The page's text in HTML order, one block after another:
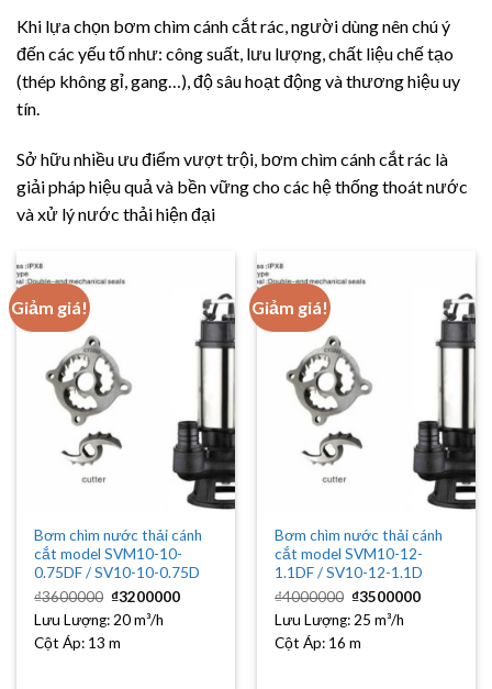
Khi lựa chọn bơm chìm cánh cắt rác, người dùng nên chú ý
đến các yếu tố như: công suất, lưu lượng, chất liệu chế tạo
(thép không gỉ, gang…), độ sâu hoạt động và thương hiệu uy
tín.
Sở hữu nhiều ưu điểm vượt trội, bơm chìm cánh cắt rác là
giải pháp hiệu quả và bền vững cho các hệ thống thoát nước
và xử lý nước thải hiện đại
Giảm giá!
Bơm chìm nước thải cánh
cắt model SVM10-10-
0.75DF / SV10-10-0.75D
₫3600000 Giá
gốc
là:
₫3200000Giá
hiện
Lưu Lượng:20 m³/h
Cột Áp: 13 m
Giảm giá!
Bơm chìm nước thải cánh
cắt model SVM10-12-
1.1DF / SV10-12-1.1D
₫4000000 Giá
gốc
là:
₫3500000Giá
hiện
Lưu Lượng:25 m³/h
Cột Áp: 16 m